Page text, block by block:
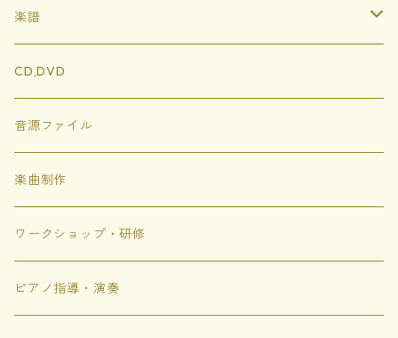
ハードカバー
ソフトカバー
ぬりえ
楽譜
イートンともりのどうぶつたち
にじいろめがね
トゲトゲのシャボン
にじいろちきゅうがっこう
ありがありがとう
CD,DVD
音源ファイル
楽曲制作
ワークショップ・研修
ピアノ指導・演奏